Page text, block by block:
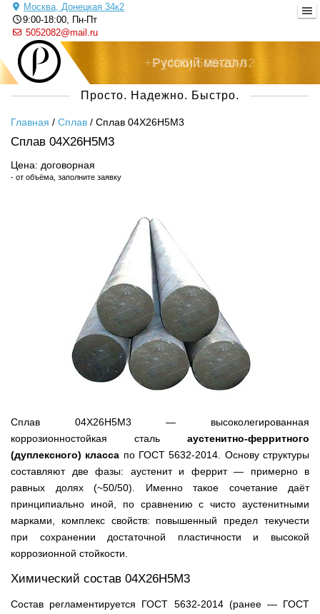
Москва, Донецкая 34к2
9:00-18:00, Пн-Пт
5052082@mail.ru
Русский металл
+7 (495) 505-20-82
Просто. Надежно. Быстро.
Главная / Сплав / Сплав 04Х26Н5М3
Сплав 04Х26Н5М3
Цена: договорная
- от объёма, заполните заявку
Сплав 04Х26Н5М3 — высоколегированная
коррозионностойкая сталь аустенитно-ферритного
(дуплексного) класса по ГОСТ 5632-2014. Основу структуры
составляют две фазы: аустенит и феррит — примерно в
равных долях (~50/50). Именно такое сочетание даёт
принципиально иной, по сравнению с чисто аустенитными
марками, комплекс свойств: повышенный предел текучести
при сохранении достаточной пластичности и высокой
коррозионной стойкости.
Химический состав 04Х26Н5М3
Состав регламентируется ГОСТ 5632-2014 (ранее — ГОСТ